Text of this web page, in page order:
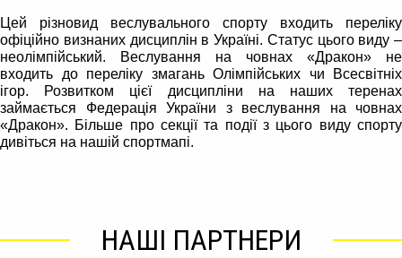
Цей різновид веслувального спорту входить переліку
офіційно визнаних дисциплін в Україні. Статус цього виду –
неолімпійський. Веслування на човнах «Дракон» не
входить до переліку змагань Олімпійських чи Всесвітніх
ігор. Розвитком цієї дисципліни на наших теренах
займається Федерація України з веслування на човнах
«Дракон». Більше про секції та події з цього виду спорту
дивіться на нашій спортмапі.
НАШІ ПАРТНЕРИ